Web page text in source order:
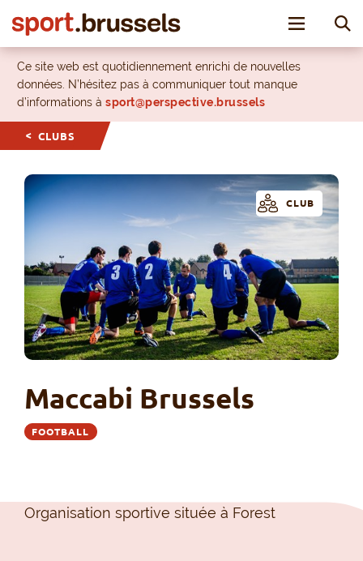
Toggle
Ce site web est quotidiennement enrichi de nouvelles
données. N’hésitez pas à communiquer tout manque
d’informations à sport@perspective.brussels
CLUBS
CLUB
Maccabi Brussels
FOOTBALL
Organisation sportive située à Forest